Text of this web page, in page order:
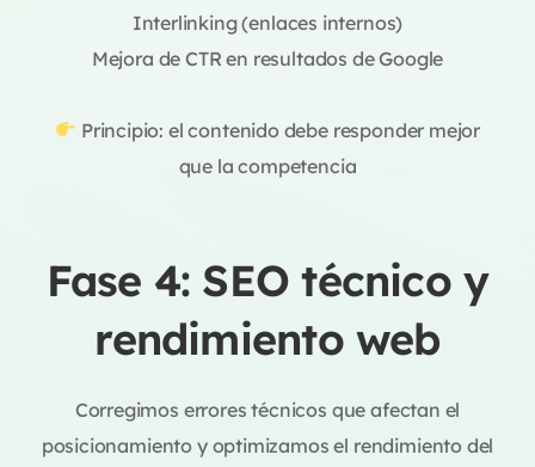
Interlinking (enlaces internos)
Mejora de CTR en resultados de Google
Principio: el contenido debe responder mejor
que la competencia
Fase 4: SEO técnico y
rendimiento web
Corregimos errores técnicos que afectan el
posicionamiento y optimizamos el rendimiento del